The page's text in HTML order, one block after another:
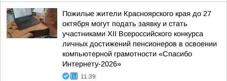
Пожилые жители Красноярского края до 27
октября могут подать заявку и стать
участниками XII Всероссийского конкурса
личных достижений пенсионеров в освоении
компьютерной грамотности «Спасибо
Интернету-2026»
11:39